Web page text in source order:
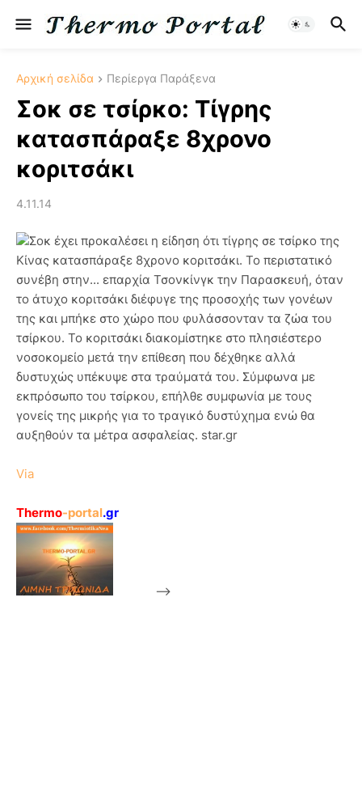
Αρχική σελίδα Περίεργα Παράξενα
Σοκ σε τσίρκο: Τίγρης
κατασπάραξε 8χρονο
κοριτσάκι
4.11.14
Σοκ έχει προκαλέσει η είδηση ότι τίγρης σε τσίρκο της
Κίνας κατασπάραξε 8χρονο κοριτσάκι. Το περιστατικό
συνέβη στην... επαρχία Τσονκίνγκ την Παρασκευή, όταν
το άτυχο κοριτσάκι διέφυγε της προσοχής των γονέων
της και μπήκε στο χώρο που φυλάσσονταν τα ζώα του
τσίρκου. Το κοριτσάκι διακομίστηκε στο πλησιέστερο
νοσοκομείο μετά την επίθεση που δέχθηκε αλλά
δυστυχώς υπέκυψε στα τραύματά του. Σύμφωνα με
εκπρόσωπο του τσίρκου, επήλθε συμφωνία με τους
γονείς της μικρής για το τραγικό δυστύχημα ενώ θα
αυξηθούν τα μέτρα ασφαλείας. star.gr
Via
Thermo-portal.gr
-->